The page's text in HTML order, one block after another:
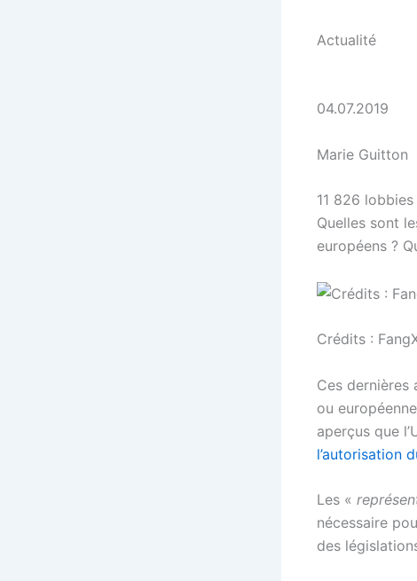
Actualité
04.07.2019
Marie Guitton
11 826
Quelles sont
européens ?
Crédits :
Ces dernières
ou
aperçus que
l’autorisation
Les «
nécessaire
des